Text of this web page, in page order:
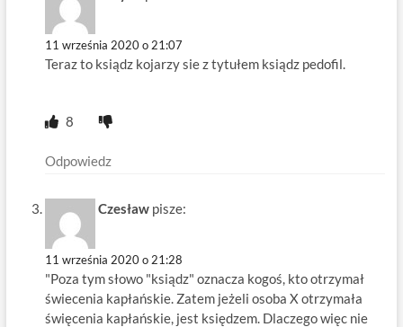
11 września 2020 o 21:07
Teraz to ksiądz kojarzy sie z tytułem ksiądz pedofil.
8
Odpowiedz
Czesław pisze:
11 września 2020 o 21:28
"Poza tym słowo "ksiądz" oznacza kogoś, kto otrzymał
świecenia kapłańskie. Zatem jeżeli osoba X otrzymała
święcenia kapłańskie, jest księdzem. Dlaczego więc nie